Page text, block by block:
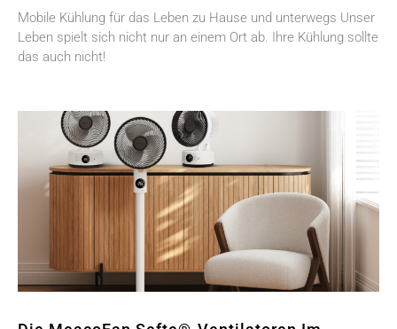
Mobile Kühlung für das Leben zu Hause und unterwegs Unser
Leben spielt sich nicht nur an einem Ort ab. Ihre Kühlung sollte
das auch nicht!